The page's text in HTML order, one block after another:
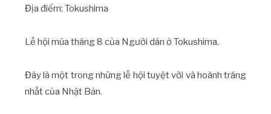
Địa điểm: Tokushima
Lễ hội múa tháng 8 của Người dân ở Tokushima.
Đây là một trong những lễ hội tuyệt vời và hoành tráng
nhất của Nhật Bản.